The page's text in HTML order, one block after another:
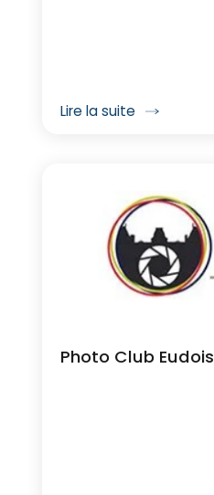
Lire la suite
Photo Club Eudois